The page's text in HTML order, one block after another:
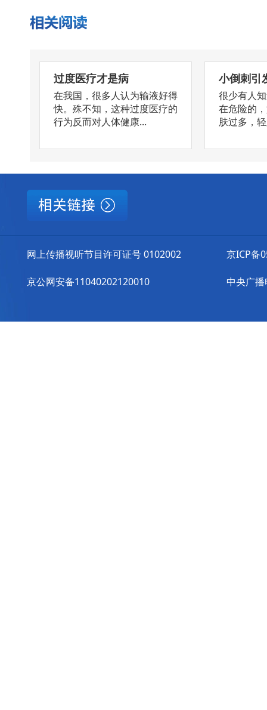
过度医疗才是病
在我国，很多人认为输液好得
快。殊不知，这种过度医疗的
行为反而对人体健康...
小倒刺引
很少有人
在危险的
肤过多，
网上传播视听节目许可证号 0102002
京公网安备11040202120010
京ICP备
中央广